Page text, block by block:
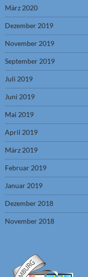
März 2020
Dezember 2019
November 2019
September 2019
Juli 2019
Juni 2019
Mai 2019
April 2019
März 2019
Februar 2019
Januar 2019
Dezember 2018
November 2018